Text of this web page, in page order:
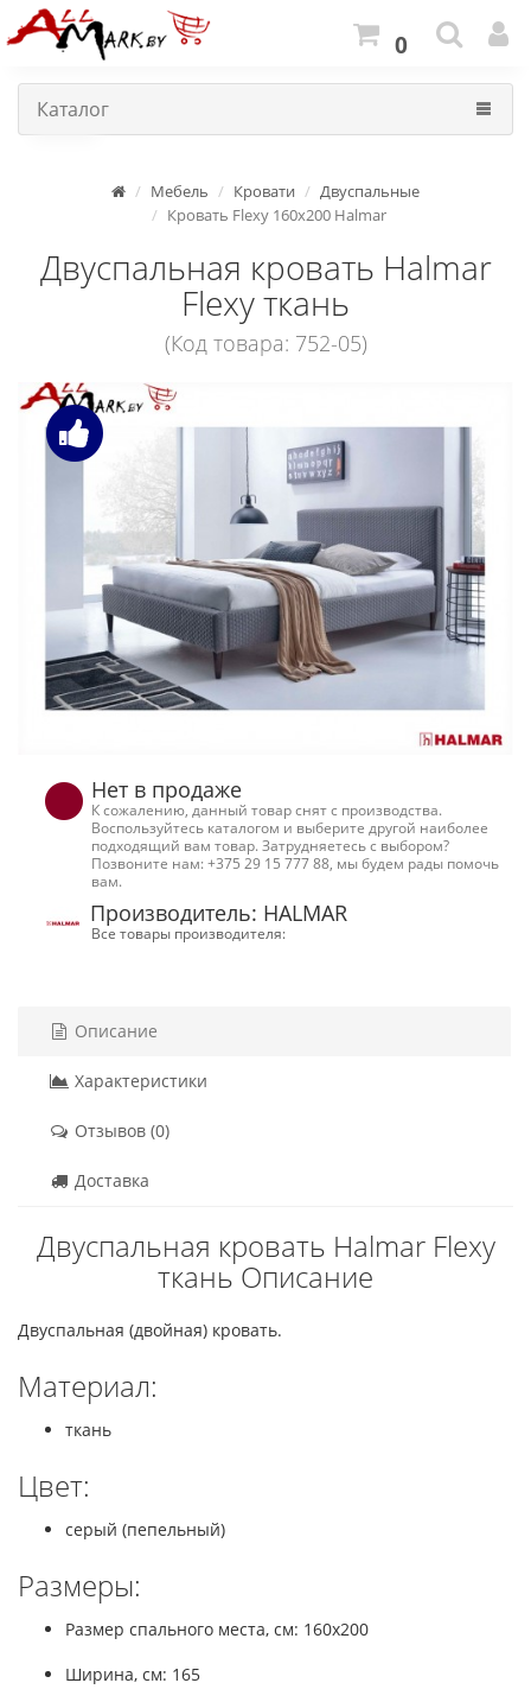
0
Каталог
Мебель Кровати
Двуспальные
Кровать Flexy 160x200 Halmar
Двуспальная кровать Halmar
Flexy ткань
(Код товара: 752-05)
Нет в продаже
К сожалению, данный товар снят с производства.
Воспользуйтесь каталогом и выберите другой наиболее
подходящий вам товар. Затрудняетесь с выбором?
Позвоните нам: +375 29 15 777 88, мы будем рады помочь
вам.
Производитель: HALMAR
Все товары производителя:
Описание
Характеристики
Отзывов (0)
Доставка
Двуспальная кровать Halmar Flexy
ткань Описание
Двуспальная (двойная) кровать.
Материал:
ткань
Цвет:
серый (пепельный)
Размеры:
Размер спального места, см: 160x200
Ширина, см: 165